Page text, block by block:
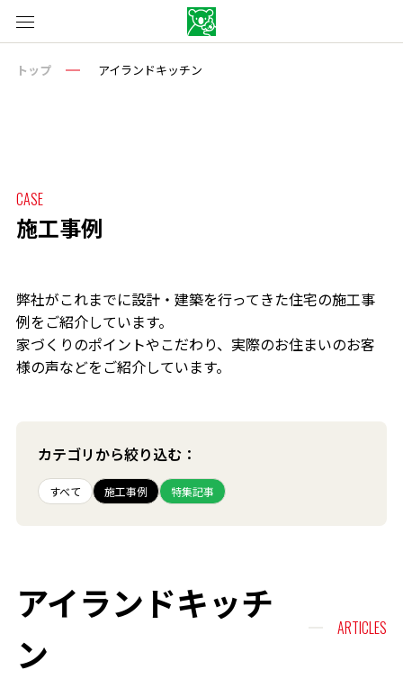
トップ アイランドキッチン
CASE
施工事例
弊社がこれまでに設計・建築を行ってきた住宅の施工事
例をご紹介しています。
家づくりのポイントやこだわり、実際のお住まいのお客
様の声などをご紹介しています。
カテゴリから絞り込む：
すべて 施工事例 特集記事
アイランドキッチ
ン
ARTICLES